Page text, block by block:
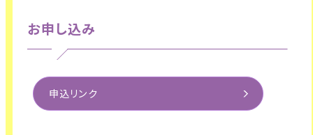
お申し込み
申込リンク